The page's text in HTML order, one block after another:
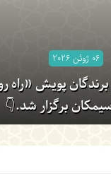
06 ژوئن 2026
مسیر توانمندسازی
تبیین